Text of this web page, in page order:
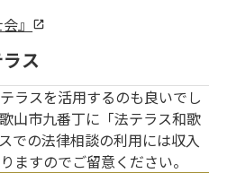
』
ス
ラスを活用するのも良いでし
山市九番丁に「法テラス和歌
での法律相談の利用には収入
ますのでご留意ください。